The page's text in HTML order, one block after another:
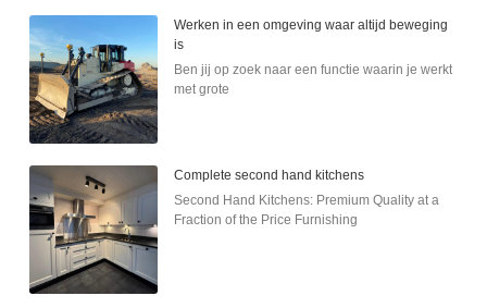
Werken in een omgeving waar altijd beweging
is
Ben jij op zoek naar een functie waarin je werkt
met grote
Complete second hand kitchens
Second Hand Kitchens: Premium Quality at a
Fraction of the Price Furnishing